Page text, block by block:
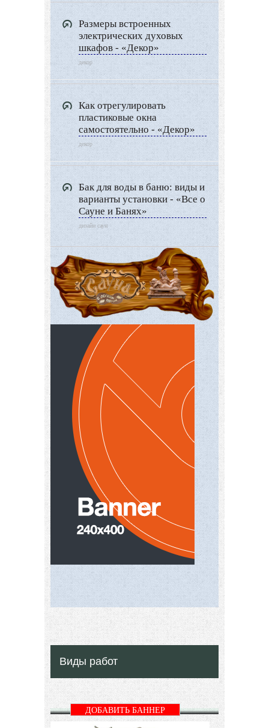
Размеры встроенных
электрических духовых
шкафов - «Декор»
декор
Как отрегулировать
пластиковые окна
самостоятельно - «Декор»
декор
Бак для воды в баню: виды и
варианты установки - «Все о
Сауне и Банях»
дизайн саун
Виды работ
ДОБАВИТЬ БАННЕР